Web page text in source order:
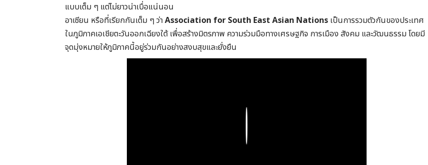
แบบเต็ม ๆ แต่ไม่ยาวน่าเบื่อแน่นอน
อาเซียน หรือที่เรียกกันเต็ม ๆ ว่าAssociation for South East Asian Nations เป็นการรวมตัวกันของประเทศ
ในภูมิภาคเอเชียตะวันออกเฉียงใต้ เพื่อสร้างมิตรภาพ ความร่วมมือทางเศรษฐกิจ การเมือง สังคม และวัฒนธรรม โดยมี
จุดมุ่งหมายให้ภูมิภาคนี้อยู่ร่วมกันอย่างสงบสุขและยั่งยืน